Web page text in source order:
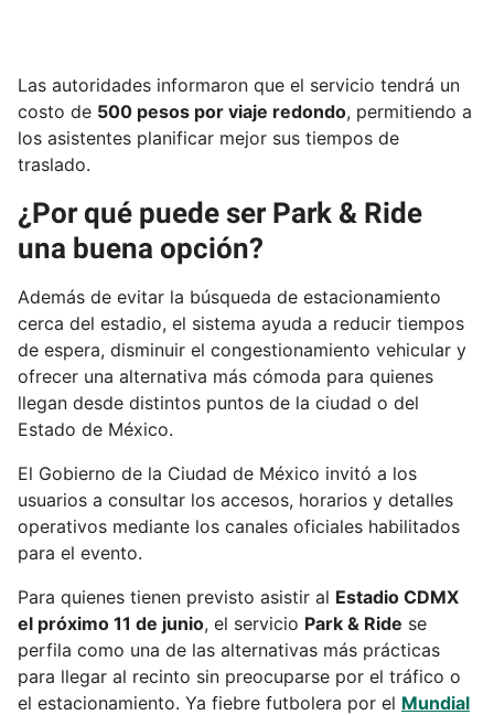
Las autoridades informaron que el servicio tendrá un
costo de 500 pesos por viaje redondo, permitiendo a
los asistentes planificar mejor sus tiempos de
traslado.
¿Por qué puede ser Park & Ride
una buena opción?
Además de evitar la búsqueda de estacionamiento
cerca del estadio, el sistema ayuda a reducir tiempos
de espera, disminuir el congestionamiento vehicular y
ofrecer una alternativa más cómoda para quienes
llegan desde distintos puntos de la ciudad o del
Estado de México.
El Gobierno de la Ciudad de México invitó a los
usuarios a consultar los accesos, horarios y detalles
operativos mediante los canales oficiales habilitados
para el evento.
Para quienes tienen previsto asistir al Estadio CDMX
el próximo 11 de junio, el servicio Park & Ride se
perfila como una de las alternativas más prácticas
para llegar al recinto sin preocuparse por el tráfico o
el estacionamiento. Ya fiebre futbolera por el Mundial